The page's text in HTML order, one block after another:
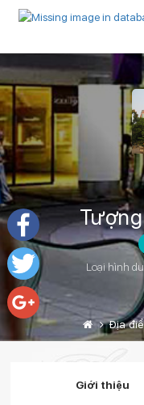
Facebook
Twitter
Google+
Loại hình
Địa
Giới thiệu